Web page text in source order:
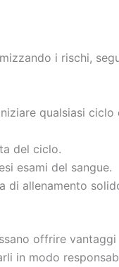
i rischi,
qualsiasi ciclo
del ciclo.
esami del sangue.
di allenamento
offrire vantaggi
in modo